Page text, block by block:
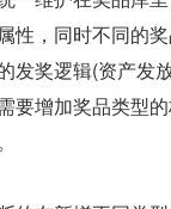
性，同时不同的
发奖逻辑(资产发
要增加奖品类型